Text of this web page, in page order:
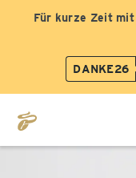
Für kurze Zeit
DANKE26